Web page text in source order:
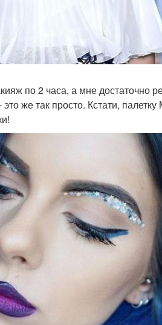
по 2 часа, а мне достаточно
же так просто. Кстати,